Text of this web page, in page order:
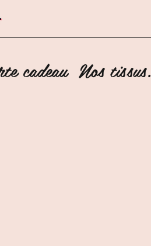
cadeau Nos tissus.